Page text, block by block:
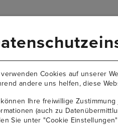
Cookies auf unserer
andere uns helfen, diese
Ihre freiwillige
(auch zu
Sie unter "Cookie